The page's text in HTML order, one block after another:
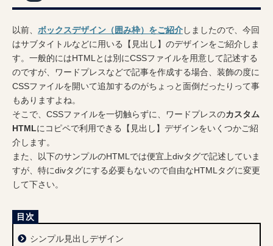
以前、 ボックスデザイン（囲み枠）をご紹介しましたので、今回
はサブタイトルなどに用いる【見出し】のデザインをご紹介しま
す。一般的にはHTMLとは別にCSSファイルを用意して記述する
のですが、ワードプレスなどで記事を作成する場合、装飾の度に
CSSファイルを開いて追加するのがちょっと面倒だったりって事
もありますよね。
そこで、CSSファイルを一切触らずに、ワードプレスのカスタム
HTMLにコピペで利用できる【見出し】デザインをいくつかご紹
介します。
また、以下のサンプルのHTMLでは便宜上divタグで記述していま
すが、特にdivタグにする必要もないので自由なHTMLタグに変更
して下さい。
シンプル見出しデザイン